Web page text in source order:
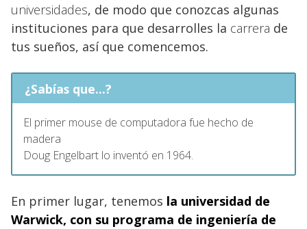
universidades, de modo que conozcas algunas
instituciones para que desarrolles la carrera de
tus sueños, así que comencemos.
¿Sabías que...?
El primer mouse de computadora fue hecho de
madera
Doug Engelbart lo inventó en 1964.
En primer lugar, tenemos la universidad de
Warwick, con su programa de ingeniería de